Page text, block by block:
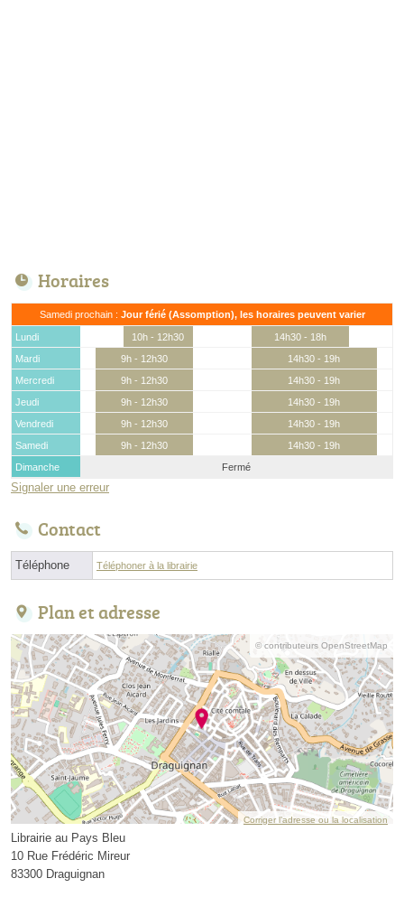
Horaires
Samedi prochain : Jour férié (Assomption), les horaires peuvent varier
Lundi 10h - 12h30
14h30 - 18h
Mardi
9h - 12h30
14h30 - 19h
Mercredi
9h - 12h30
14h30 - 19h
Jeudi
9h - 12h30
14h30 - 19h
Vendredi
9h - 12h30
14h30 - 19h
Samedi
9h - 12h30
14h30 - 19h
Dimanche
Fermé
Signaler une erreur
Contact
Téléphone Téléphoner à la librairie
Plan et adresse
© contributeurs OpenStreetMap
Corriger l’adresse ou la localisation
Librairie au Pays Bleu
10 Rue Frédéric Mireur
83300 Draguignan